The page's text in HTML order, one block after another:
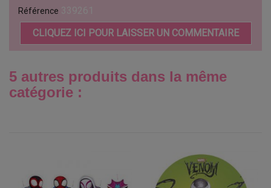
Référence
CLIQUEZ ICI POUR LAISSER UN COMMENTAIRE
5 autres produits dans la même
catégorie :